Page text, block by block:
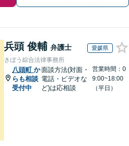
兵頭 俊輔 弁護士 愛媛県
きぼう綜合法律事務所
八頭町 か
らも相談
受付中
面談方法(対面・
電話・ビデオな
ど)は応相談
営業時間：0
9:00~18:00
（平日）